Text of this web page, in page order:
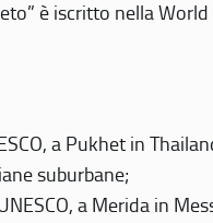
è iscritto nella
a Pukhet in
suburbane;
a Merida in